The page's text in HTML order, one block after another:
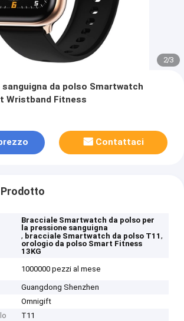
2/3
da polso Smartwatch
Wristband Fitness
Contattaci
Prodotto
Bracciale Smartwatch da polso per
la pressione sanguigna
, bracciale Smartwatch da polso T11,
orologio da polso Smart Fitness
13KG
1000000 pezzi al mese
Guangdong Shenzhen
Omnigift
T11